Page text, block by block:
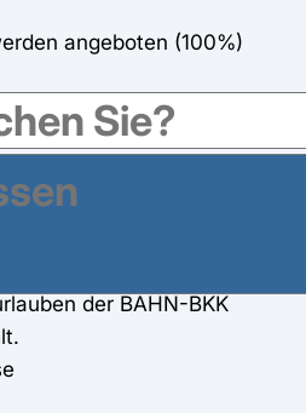
angeboten (100%)
FIT & GESUND" von
der BAHN-BKK